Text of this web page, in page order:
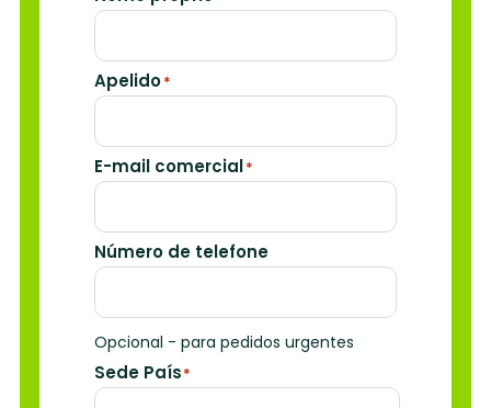
Apelido*
E-mail comercial*
Número de telefone
Opcional - para pedidos urgentes
Sede País*